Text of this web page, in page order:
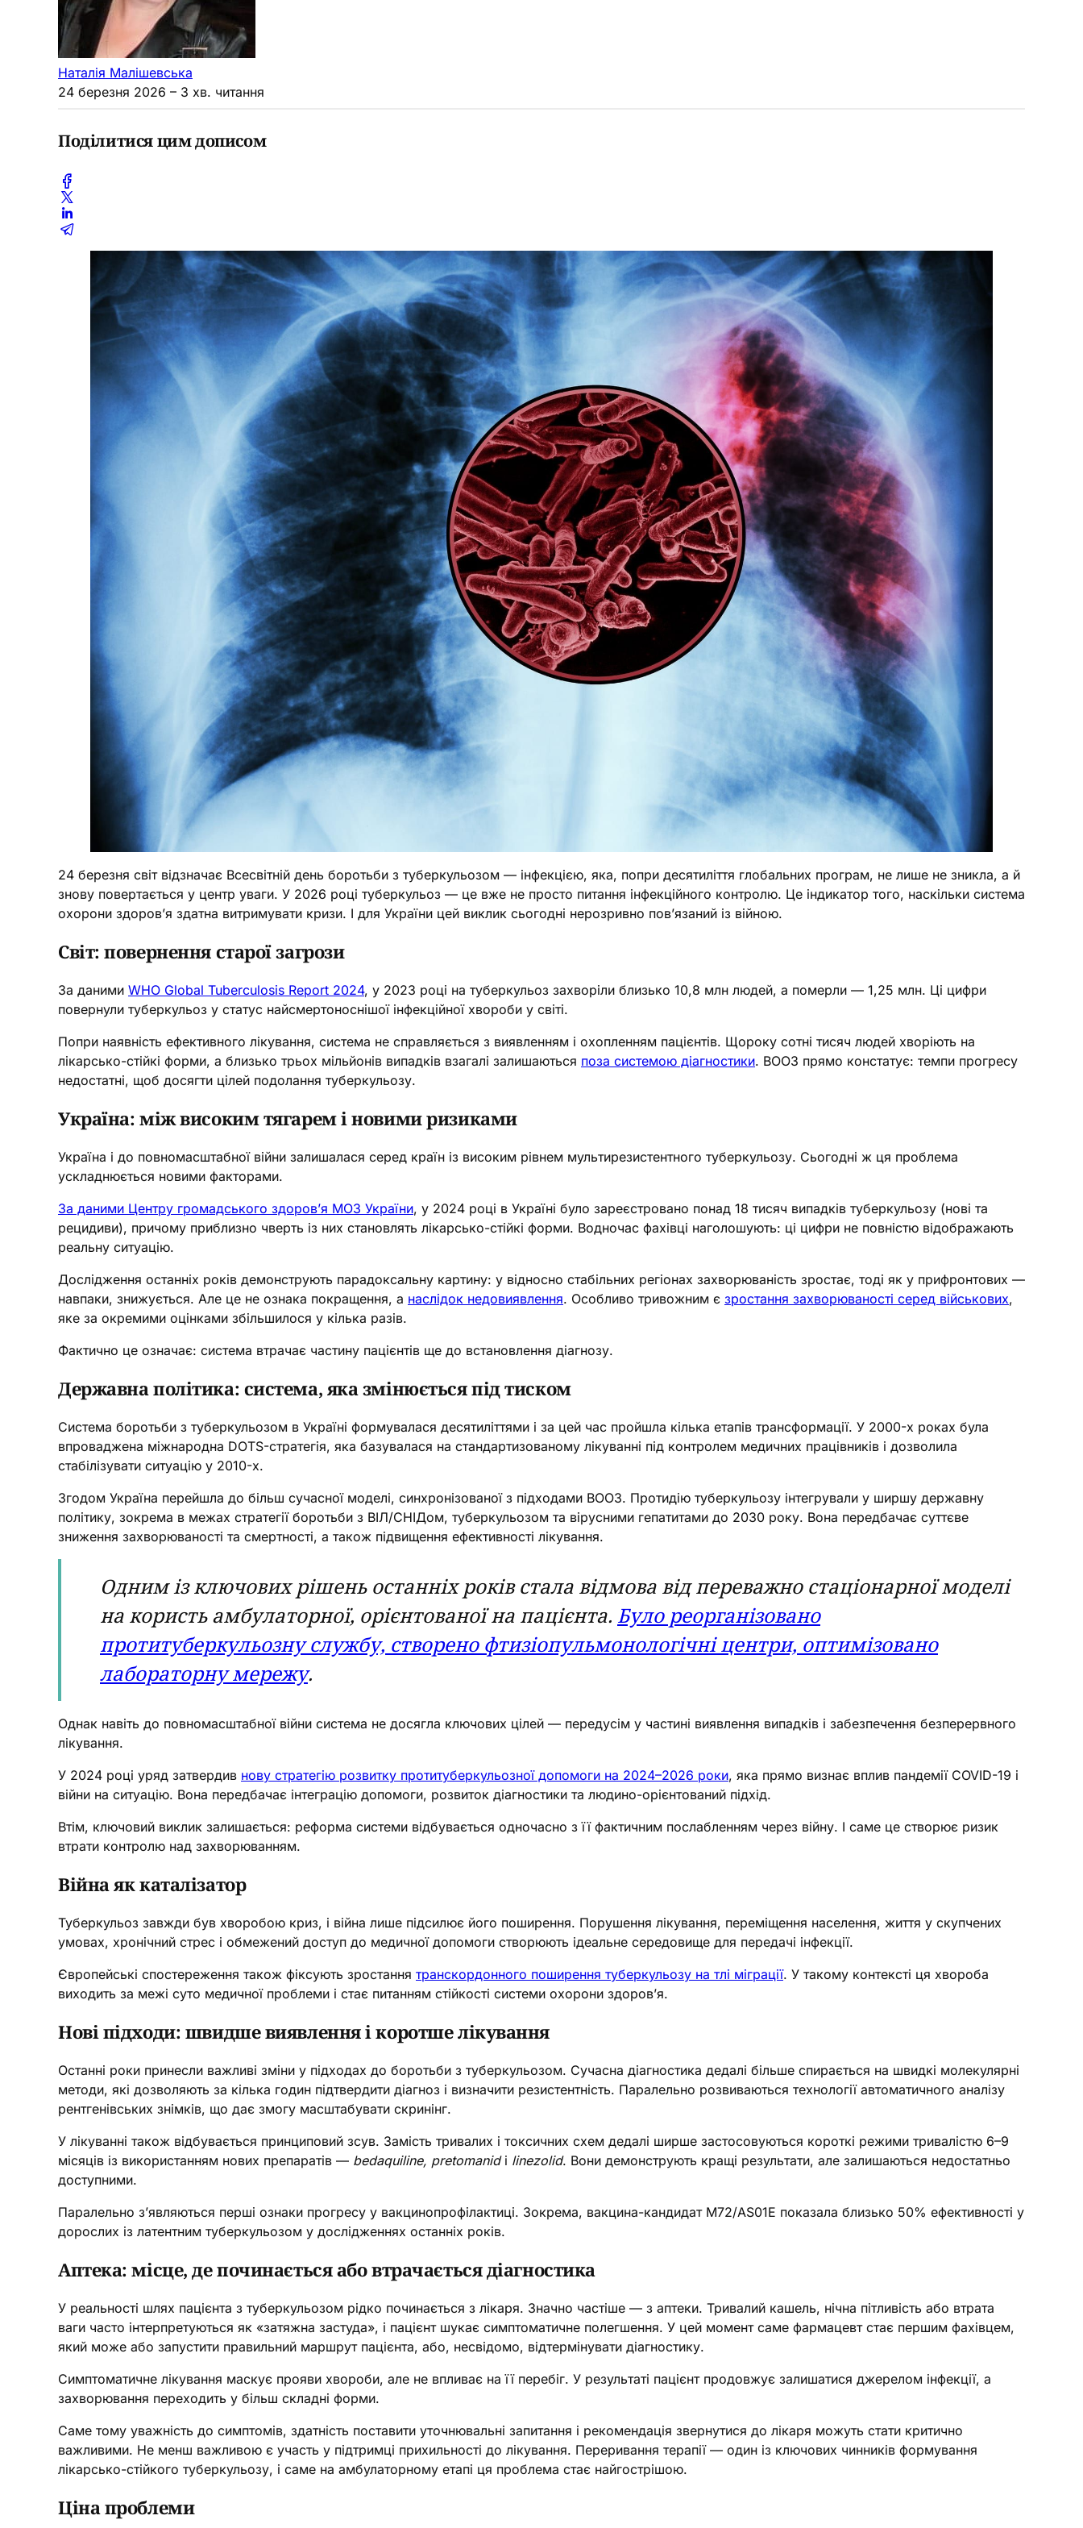
Наталія Малішевська
24 березня 2026 – 3 хв. читання
Поділитися цим дописом
24 березня світ відзначає Всесвітній день боротьби з туберкульозом — інфекцією, яка, попри десятиліття глобальних програм, не лише не зникла, а й
знову повертається у центр уваги. У 2026 році туберкульоз — це вже не просто питання інфекційного контролю. Це індикатор того, наскільки система
охорони здоров’я здатна витримувати кризи. І для України цей виклик сьогодні нерозривно пов’язаний із війною.
Світ: повернення старої загрози
За даними WHO Global Tuberculosis Report 2024, у 2023 році на туберкульоз захворіли близько 10,8 млн людей, а померли — 1,25 млн. Ці цифри
повернули туберкульоз у статус найсмертоноснішої інфекційної хвороби у світі.
Попри наявність ефективного лікування, система не справляється з виявленням і охопленням пацієнтів. Щороку сотні тисяч людей хворіють на
лікарсько-стійкі форми, а близько трьох мільйонів випадків взагалі залишаються поза системою діагностики. ВООЗ прямо констатує: темпи прогресу
недостатні, щоб досягти цілей подолання туберкульозу.
Україна: між високим тягарем і новими ризиками
Україна і до повномасштабної війни залишалася серед країн із високим рівнем мультирезистентного туберкульозу. Сьогодні ж ця проблема
ускладнюється новими факторами.
За даними Центру громадського здоров’я МОЗ України, у 2024 році в Україні було зареєстровано понад 18 тисяч випадків туберкульозу (нові та
рецидиви), причому приблизно чверть із них становлять лікарсько-стійкі форми. Водночас фахівці наголошують: ці цифри не повністю відображають
реальну ситуацію.
Дослідження останніх років демонструють парадоксальну картину: у відносно стабільних регіонах захворюваність зростає, тоді як у прифронтових —
навпаки, знижується. Але це не ознака покращення, а наслідок недовиявлення. Особливо тривожним є зростання захворюваності серед військових,
яке за окремими оцінками збільшилося у кілька разів.
Фактично це означає: система втрачає частину пацієнтів ще до встановлення діагнозу.
Державна політика: система, яка змінюється під тиском
Система боротьби з туберкульозом в Україні формувалася десятиліттями і за цей час пройшла кілька етапів трансформації. У 2000-х роках була
впроваджена міжнародна DOTS-стратегія, яка базувалася на стандартизованому лікуванні під контролем медичних працівників і дозволила
стабілізувати ситуацію у 2010-х.
Згодом Україна перейшла до більш сучасної моделі, синхронізованої з підходами ВООЗ. Протидію туберкульозу інтегрували у ширшу державну
політику, зокрема в межах стратегії боротьби з ВІЛ/СНІДом, туберкульозом та вірусними гепатитами до 2030 року. Вона передбачає суттєве
зниження захворюваності та смертності, а також підвищення ефективності лікування.
Одним із ключових рішень останніх років стала відмова від переважно стаціонарної моделі
на користь амбулаторної, орієнтованої на пацієнта. Було реорганізовано
протитуберкульозну службу, створено фтизіопульмонологічні центри, оптимізовано
лабораторну мережу.
Однак навіть до повномасштабної війни система не досягла ключових цілей — передусім у частині виявлення випадків і забезпечення безперервного
лікування.
У 2024 році уряд затвердив нову стратегію розвитку протитуберкульозної допомоги на 2024–2026 роки, яка прямо визнає вплив пандемії COVID-19 і
війни на ситуацію. Вона передбачає інтеграцію допомоги, розвиток діагностики та людино-орієнтований підхід.
Втім, ключовий виклик залишається: реформа системи відбувається одночасно з її фактичним послабленням через війну. І саме це створює ризик
втрати контролю над захворюванням.
Війна як каталізатор
Туберкульоз завжди був хворобою криз, і війна лише підсилює його поширення. Порушення лікування, переміщення населення, життя у скупчених
умовах, хронічний стрес і обмежений доступ до медичної допомоги створюють ідеальне середовище для передачі інфекції.
Європейські спостереження також фіксують зростання транскордонного поширення туберкульозу на тлі міграції. У такому контексті ця хвороба
виходить за межі суто медичної проблеми і стає питанням стійкості системи охорони здоров’я.
Нові підходи: швидше виявлення і коротше лікування
Останні роки принесли важливі зміни у підходах до боротьби з туберкульозом. Сучасна діагностика дедалі більше спирається на швидкі молекулярні
методи, які дозволяють за кілька годин підтвердити діагноз і визначити резистентність. Паралельно розвиваються технології автоматичного аналізу
рентгенівських знімків, що дає змогу масштабувати скринінг.
У лікуванні також відбувається принциповий зсув. Замість тривалих і токсичних схем дедалі ширше застосовуються короткі режими тривалістю 6–9
місяців із використанням нових препаратів — bedaquiline, pretomanid і linezolid. Вони демонструють кращі результати, але залишаються недостатньо
доступними.
Паралельно з’являються перші ознаки прогресу у вакцинопрофілактиці. Зокрема, вакцина-кандидат M72/AS01E показала близько 50% ефективності у
дорослих із латентним туберкульозом у дослідженнях останніх років.
Аптека: місце, де починається або втрачається діагностика
У реальності шлях пацієнта з туберкульозом рідко починається з лікаря. Значно частіше — з аптеки. Тривалий кашель, нічна пітливість або втрата
ваги часто інтерпретуються як «затяжна застуда», і пацієнт шукає симптоматичне полегшення. У цей момент саме фармацевт стає першим фахівцем,
який може або запустити правильний маршрут пацієнта, або, несвідомо, відтермінувати діагностику.
Симптоматичне лікування маскує прояви хвороби, але не впливає на її перебіг. У результаті пацієнт продовжує залишатися джерелом інфекції, а
захворювання переходить у більш складні форми.
Саме тому уважність до симптомів, здатність поставити уточнювальні запитання і рекомендація звернутися до лікаря можуть стати критично
важливими. Не менш важливою є участь у підтримці прихильності до лікування. Переривання терапії — один із ключових чинників формування
лікарсько-стійкого туберкульозу, і саме на амбулаторному етапі ця проблема стає найгострішою.
Ціна проблеми